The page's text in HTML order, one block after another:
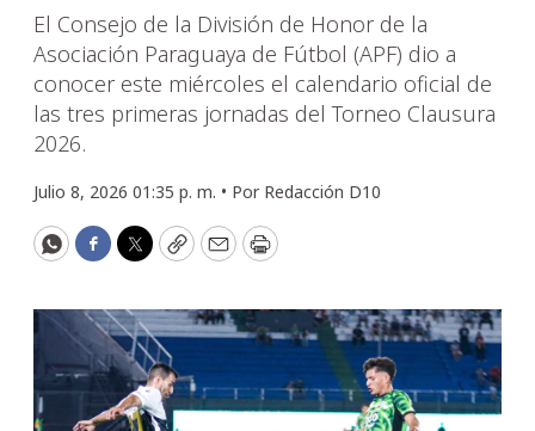
El Consejo de la División de Honor de la
Asociación Paraguaya de Fútbol (APF) dio a
conocer este miércoles el calendario oficial de
las tres primeras jornadas del Torneo Clausura
2026.
Julio 8, 2026 01:35 p. m. • Por Redacción D10
WhatsApp
Facebook
Twitter
CopyEmailPrint